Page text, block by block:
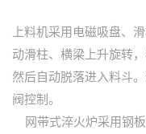
上料机采用电磁吸盘、
动滑柱、横梁上升旋转
然后自动脱落进入料斗
阀控制。
网带式淬火炉采用钢板